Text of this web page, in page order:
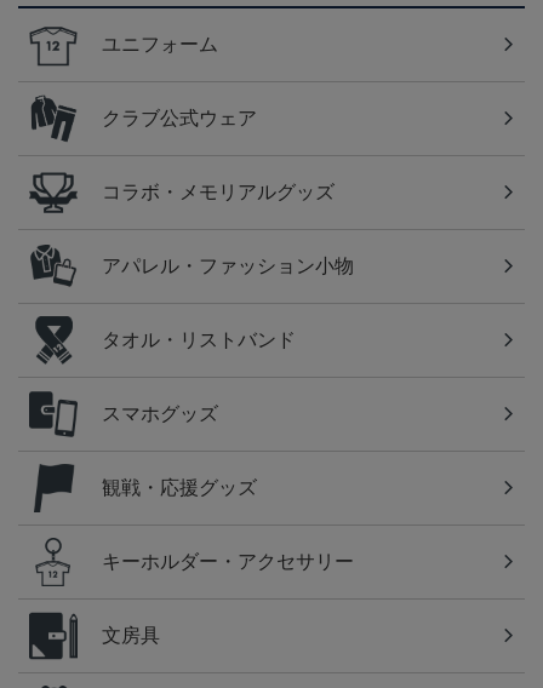
ユニフォーム
クラブ公式ウェア
コラボ・メモリアルグッズ
アパレル・ファッション小物
タオル・リストバンド
スマホグッズ
観戦・応援グッズ
キーホルダー・アクセサリー
文房具